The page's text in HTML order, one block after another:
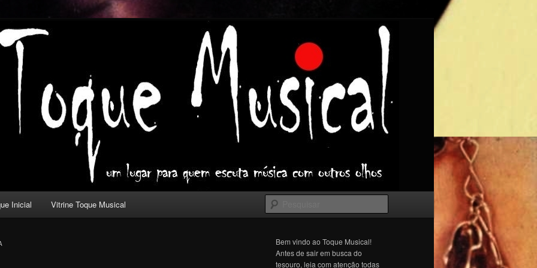
com outros olhos.
Inicial Vitrine Toque Musical
Bem vindo ao Toque Musical!
Antes de sair em busca do
tesouro, leia com atenção todas